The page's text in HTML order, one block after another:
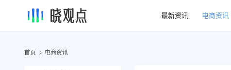
最新资讯 电商资讯
首页 电商资讯